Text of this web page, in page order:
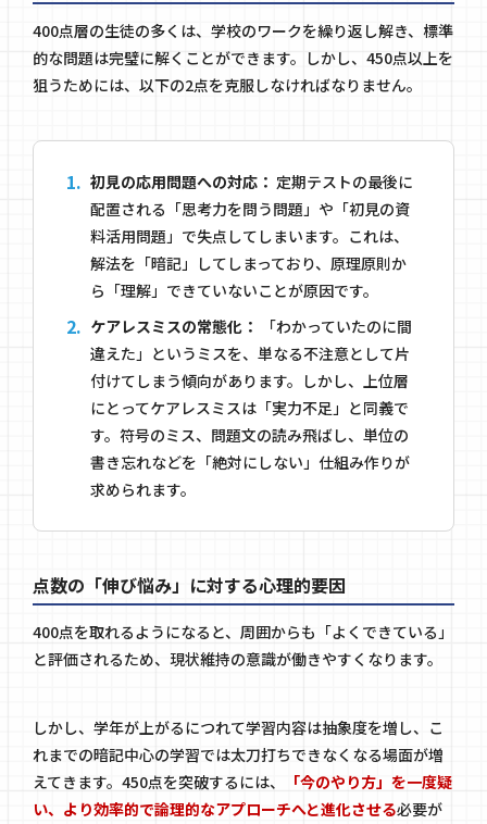
400点層の生徒の多くは、学校のワークを繰り返し解き、標準
的な問題は完璧に解くことができます。しかし、450点以上を
狙うためには、以下の2点を克服しなければなりません。
初見の応用問題への対応： 定期テストの最後に
配置される「思考力を問う問題」や「初見の資
料活用問題」で失点してしまいます。これは、
解法を「暗記」してしまっており、原理原則か
ら「理解」できていないことが原因です。
ケアレスミスの常態化：
「わかっていたのに間
違えた」というミスを、単なる不注意として片
付けてしまう傾向があります。しかし、上位層
にとってケアレスミスは「実力不足」と同義で
す。符号のミス、問題文の読み飛ばし、単位の
書き忘れなどを「絶対にしない」仕組み作りが
求められます。
点数の「伸び悩み」に対する心理的要因
400点を取れるようになると、周囲からも「よくできている」
と評価されるため、現状維持の意識が働きやすくなります。
しかし、学年が上がるにつれて学習内容は抽象度を増し、こ
れまでの暗記中心の学習では太刀打ちできなくなる場面が増
えてきます。450点を突破するには、
「今のやり方」を一度疑
い、より効率的で論理的なアプローチへと進化させる必要が